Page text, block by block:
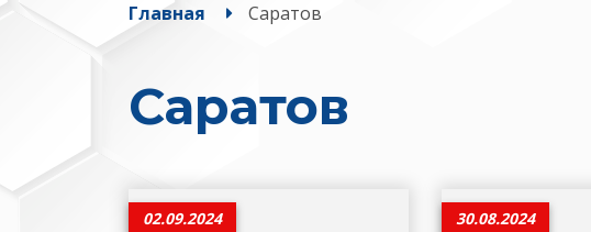
Главная Саратов
Саратов
02.09.2024 30.08.2024